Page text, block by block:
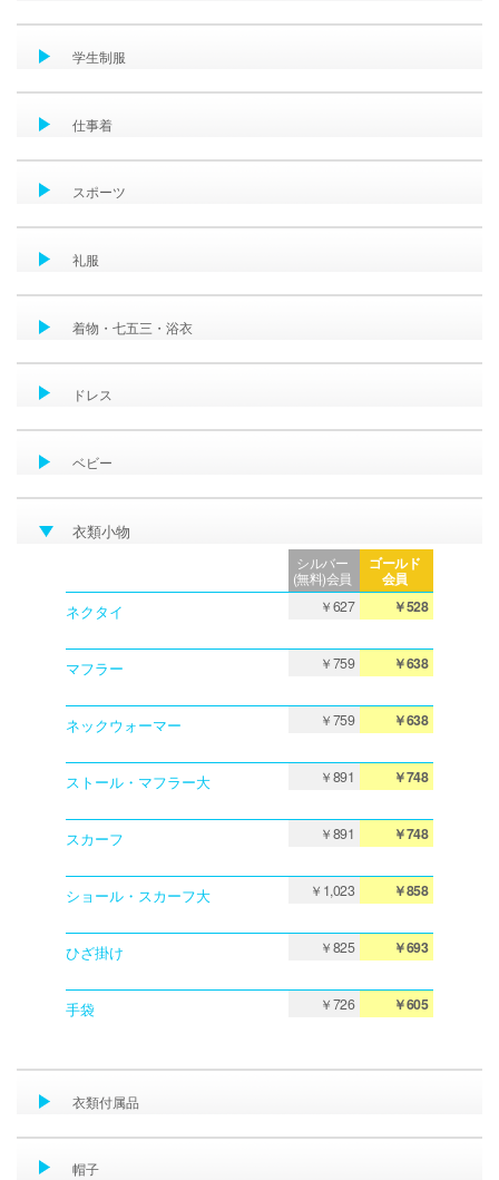
学生制服
仕事着
スポーツ
礼服
着物・七五三・浴衣
ドレス
ベビー
衣類小物
シルバー
(無料)会員
ゴールド
会員
ネクタイ ￥627 ￥528
マフラー ￥759 ￥638
ネックウォーマー ￥759 ￥638
ストール・マフラー大 ￥891 ￥748
スカーフ ￥891 ￥748
ショール・スカーフ大 ￥1,023 ￥858
ひざ掛け ￥825 ￥693
手袋 ￥726 ￥605
衣類付属品
帽子